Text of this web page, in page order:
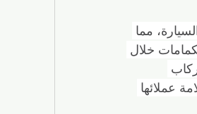
مما
خلال
عملائها